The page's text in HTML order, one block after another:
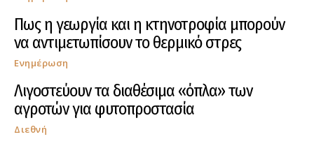
Πως η γεωργία και η κτηνοτροφία μπορούν
να αντιμετωπίσουν το θερμικό στρες
Ενημέρωση
Λιγοστεύουν τα διαθέσιμα «όπλα» των
αγροτών για φυτοπροστασία
Διεθνή